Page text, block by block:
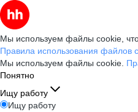
Мы используем файлы cookie,
Правила использования файлов
Мы используем файлы cookie.
Понятно
Ищу работу
Ищу работу